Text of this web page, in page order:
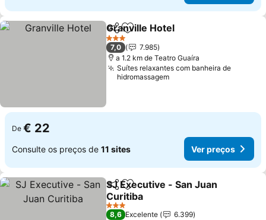
PartilharAdicionar aos favoritos
Granville Hotel
3 Estrelas
7,0
7.985
a 1.2 km de Teatro Guaíra
Suítes relaxantes com banheira de
hidromassagem
De € 22
Consulte os preços de 11 sites Ver preços
PartilharAdicionar aos favoritos
SJ Executive - San Juan
Curitiba
Ver preços
3 Estrelas
8,6 Excelente
6.399